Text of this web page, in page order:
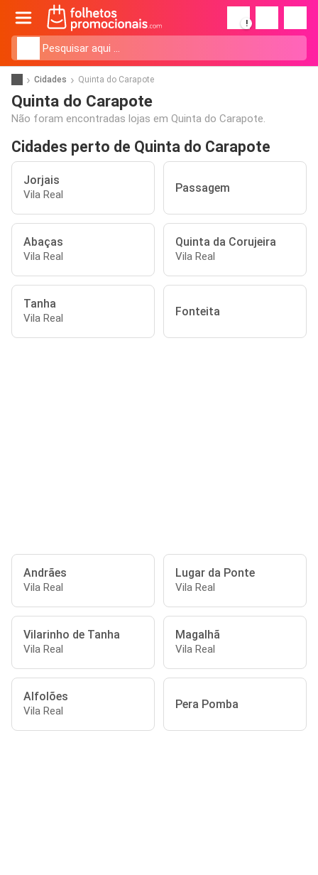
!
Cidades Quinta do Carapote
Quinta do Carapote
Não foram encontradas lojas em Quinta do Carapote.
Cidades perto de Quinta do Carapote
Jorjais
Vila Real Passagem
Abaças
Vila Real
Quinta da Corujeira
Vila Real
Tanha
Vila Real Fonteita
Andrães
Vila Real
Lugar da Ponte
Vila Real
Vilarinho de Tanha
Vila Real
Magalhã
Vila Real
Alfolões
Vila Real Pera Pomba